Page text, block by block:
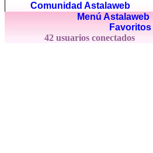
Comunidad Astalaweb
Menú Astalaweb|
Favoritos
42 usuarios conectados